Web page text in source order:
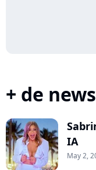
+ de
IA
May 2,